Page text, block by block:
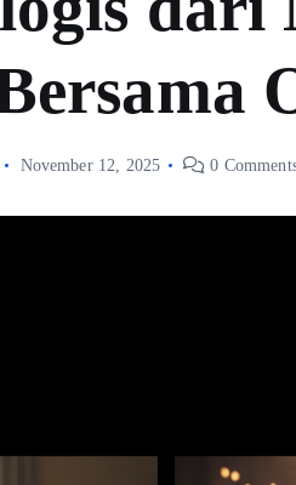
November 12, 2025 0